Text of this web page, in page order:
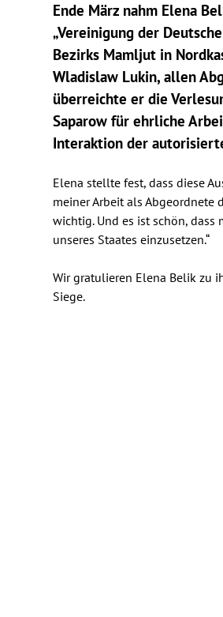
Ende März nahm Elena
„Vereinigung der
Bezirks Mamljut in
Wladislaw Lukin, allen
überreichte er die
Saparow für ehrliche
Interaktion der
Elena stellte fest, dass diese
meiner Arbeit als
wichtig. Und es ist schön,
unseres Staates einzusetzen.“
Wir gratulieren Elena Belik zu
Siege.